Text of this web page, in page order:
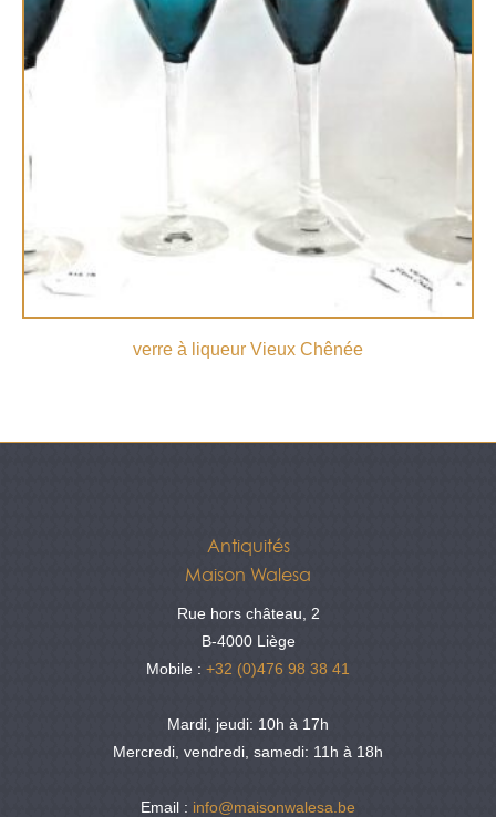
verre à liqueur Vieux Chênée
Antiquités
Maison Walesa
Rue hors château, 2
B-4000 Liège
Mobile : +32 (0)476 98 38 41
Mardi, jeudi: 10h à 17h
Mercredi, vendredi, samedi: 11h à 18h
Email : info@maisonwalesa.be